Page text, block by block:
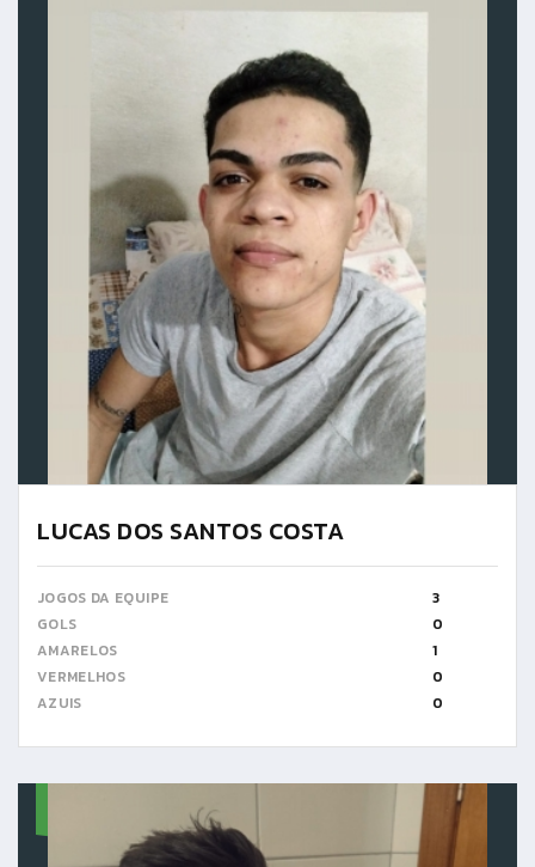
LUCAS DOS SANTOS COSTA
JOGOS DA EQUIPE
3
GOLS
0
AMARELOS
1
VERMELHOS
0
AZUIS
0